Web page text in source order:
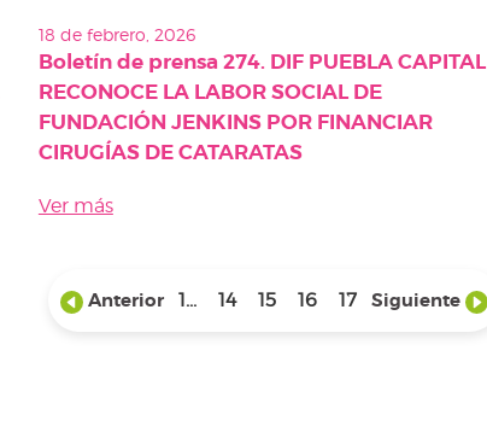
18 de febrero, 2026
Boletín de prensa 274. DIF PUEBLA CAPITAL
RECONOCE LA LABOR SOCIAL DE
FUNDACIÓN JENKINS POR FINANCIAR
CIRUGÍAS DE CATARATAS
Ver más
Anterior 1... 14 15 16 17 Siguiente